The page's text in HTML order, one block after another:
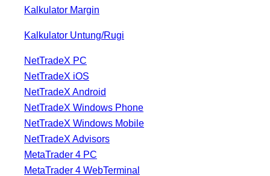
Kalkulator Margin
Kalkulator Untung/Rugi
NetTradeX PC
NetTradeX iOS
NetTradeX Android
NetTradeX Windows Phone
NetTradeX Windows Mobile
NetTradeX Advisors
MetaTrader 4 PC
MetaTrader 4 WebTerminal